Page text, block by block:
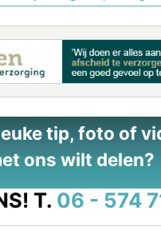
tip, foto of
ons wilt delen?
T. 06 - 574